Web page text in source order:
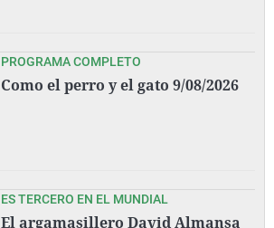
PROGRAMA COMPLETO
Como el perro y el gato 9/08/2026
ES TERCERO EN EL MUNDIAL
El argamasillero David Almansa